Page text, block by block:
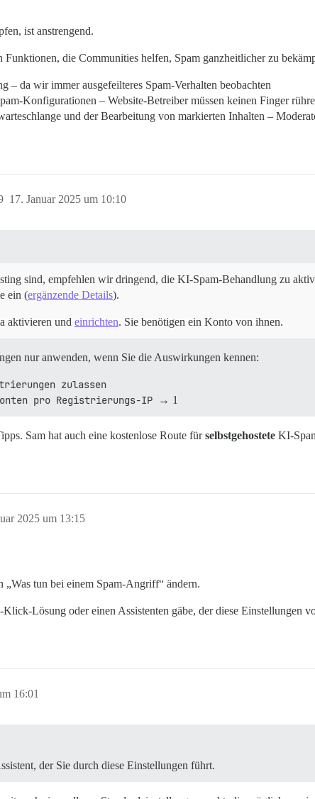
ist anstrengend.
Funktionen, die Communities helfen, Spam ganzheitlicher zu
– da wir immer ausgefeilteres Spam-Verhalten beobachten
Konfigurationen – Website-Betreiber müssen keinen Finger
und der Bearbeitung von markierten Inhalten –
17. Januar 2025 um 10:10
sind, empfehlen wir dringend, die KI-Spam-Behandlung zu
ein (ergänzende Details).
aktivieren und einrichten. Sie benötigen ein Konto von ihnen.
nur anwenden, wenn Sie die Auswirkungen kennen:
zulassen
pro Registrierungs-IP → 1
Sam hat auch eine kostenlose Route fürselbstgehostete KI-
2025 um 13:15
tun bei einem Spam-Angriff“ ändern.
Lösung oder einen Assistenten gäbe, der diese Einstellungen
16:01
der Sie durch diese Einstellungen führt.